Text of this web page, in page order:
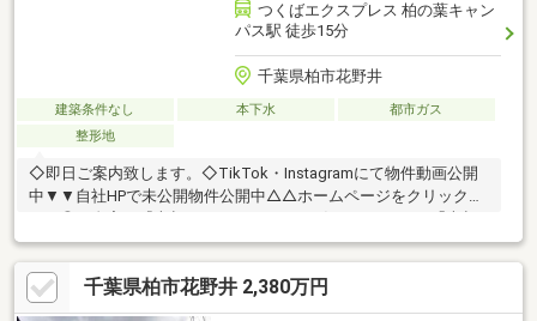
つくばエクスプレス 柏の葉キャン
パス駅 徒歩15分
千葉県柏市花野井
建築条件なし 本下水
都市ガス
整形地
◇即日ご案内致します。◇TikTok・Instagramにて物件動画公開
中▼▼自社HPで未公開物件公開中△△ホームページをクリック
が先か購入が先か」買い替えたいけど、どのように進めたら良い
か分からない。・所有不動産の相場を把握しておきたい。・自宅
の住宅ローンが残っているので、無理のない資金計画を相談した
い。お住まいのご購入からご売却まで、お客様のご事情に合わせ
千葉県柏市花野井 2,380万円